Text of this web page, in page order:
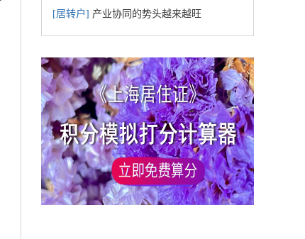
[居转户] 产业协同的势头越来越旺